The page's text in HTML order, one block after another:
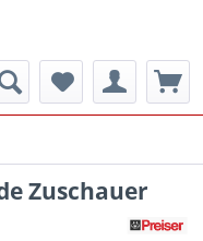
Zuschauer